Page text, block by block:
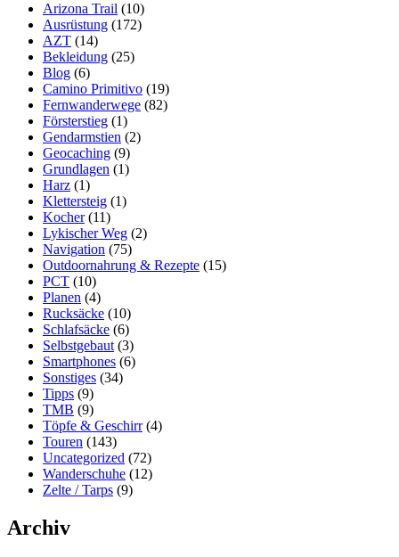
Arizona Trail (10)
Ausrüstung (172)
AZT (14)
Bekleidung (25)
Blog (6)
Camino Primitivo (19)
Fernwanderwege (82)
Försterstieg (1)
Gendarmstien (2)
Geocaching (9)
Grundlagen (1)
Harz (1)
Klettersteig (1)
Kocher(11)
Lykischer Weg (2)
Navigation (75)
Outdoornahrung & Rezepte (15)
PCT (10)
Planen (4)
Rucksäcke (10)
Schlafsäcke (6)
Selbstgebaut(3)
Smartphones (6)
Sonstiges (34)
Tipps (9)
TMB (9)
Töpfe & Geschirr(4)
Touren (143)
Uncategorized (72)
Wanderschuhe (12)
Zelte / Tarps (9)
Archiv